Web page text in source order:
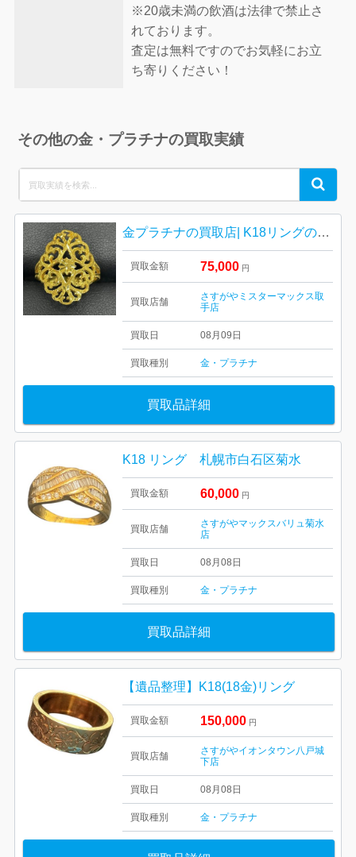
※20歳未満の飲酒は法律で禁止さ
れております。
査定は無料ですのでお気軽にお立
ち寄りください！
その他の金・プラチナの買取実績
for:
Search
金プラチナの買取店| K18リングの買取| 龍ケ崎市
買取金額 75,000 円
買取店舗
さすがやミスターマックス取
手店
買取日 08月09日
買取種別 金・プラチナ
買取品詳細
K18 リング 札幌市白石区菊水
買取金額 60,000 円
買取店舗
さすがやマックスバリュ菊水
店
買取日 08月08日
買取種別 金・プラチナ
買取品詳細
【遺品整理】K18(18金)リング
買取金額 150,000 円
買取店舗
さすがやイオンタウン八戸城
下店
買取日 08月08日
買取種別 金・プラチナ